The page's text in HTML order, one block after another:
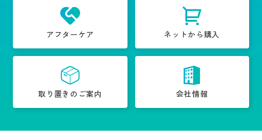
アフターケア ネットから購入
取り置きのご案内 会社情報